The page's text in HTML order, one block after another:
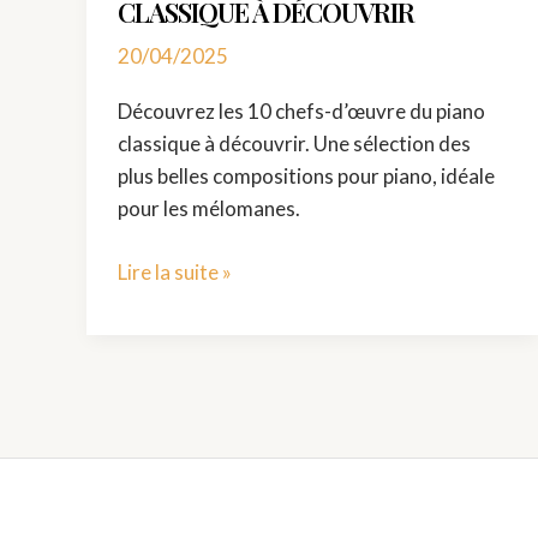
CLASSIQUE À DÉCOUVRIR
20/04/2025
Découvrez les 10 chefs-d’œuvre du piano
classique à découvrir. Une sélection des
plus belles compositions pour piano, idéale
pour les mélomanes.
Lire la suite »